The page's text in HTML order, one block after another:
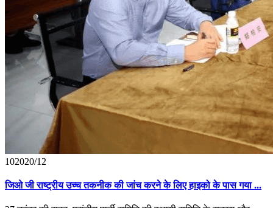
102020/12
जिओ जी राष्ट्रीय उच्च तकनीक की जांच करने के लिए हाइको के पास गया ...